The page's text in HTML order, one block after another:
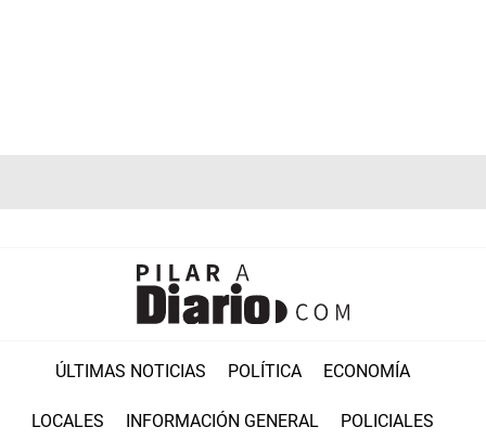
ÚLTIMAS NOTICIAS POLÍTICA ECONOMÍA
LOCALES INFORMACIÓN GENERAL POLICIALES